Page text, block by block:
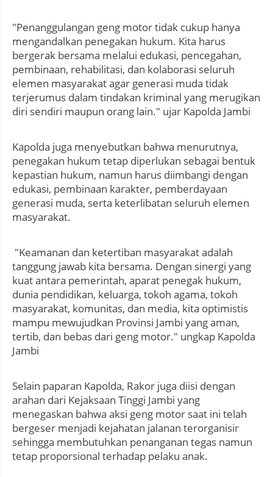
"Penanggulangan geng motor tidak cukup hanya
mengandalkan penegakan hukum. Kita harus
bergerak bersama melalui edukasi, pencegahan,
pembinaan, rehabilitasi, dan kolaborasi seluruh
elemen masyarakat agar generasi muda tidak
terjerumus dalam tindakan kriminal yang merugikan
diri sendiri maupun orang lain." ujar Kapolda Jambi
Kapolda juga menyebutkan bahwa menurutnya,
penegakan hukum tetap diperlukan sebagai bentuk
kepastian hukum, namun harus diimbangi dengan
edukasi, pembinaan karakter, pemberdayaan
generasi muda, serta keterlibatan seluruh elemen
masyarakat.
"Keamanan dan ketertiban masyarakat adalah
tanggung jawab kita bersama. Dengan sinergi yang
kuat antara pemerintah, aparat penegak hukum,
dunia pendidikan, keluarga, tokoh agama, tokoh
masyarakat, komunitas, dan media, kita optimistis
mampu mewujudkan Provinsi Jambi yang aman,
tertib, dan bebas dari geng motor." ungkap Kapolda
Jambi
Selain paparan Kapolda, Rakor juga diisi dengan
arahan dari Kejaksaan Tinggi Jambi yang
menegaskan bahwa aksi geng motor saat ini telah
bergeser menjadi kejahatan jalanan terorganisir
sehingga membutuhkan penanganan tegas namun
tetap proporsional terhadap pelaku anak.